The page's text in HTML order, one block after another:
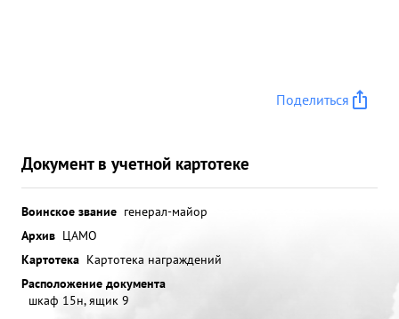
Поделиться
Документ в учетной картотеке
Воинское звание генерал-майор
Архив ЦАМО
Картотека Картотека награждений
Расположение документа
шкаф 15н, ящик 9